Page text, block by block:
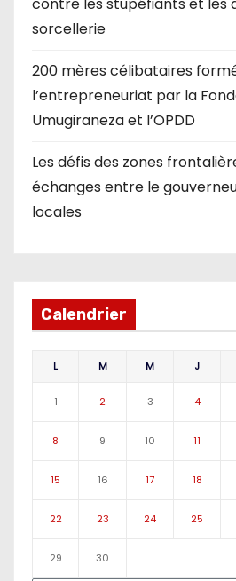
sorcellerie
200 mères célibataires
l’entrepreneuriat par la
Umugiraneza et l’OPDD
Les défis des zones
échanges entre le
locales
Calendrier
L M M J
1 2 3 4
8 9 10 11
15 16 17 18
22 23 24 25
29 30